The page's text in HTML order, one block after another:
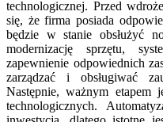
technologicznej. Przed
się, że firma posiada
będzie w stanie obsłużyć
modernizację sprzętu,
zapewnienie odpowiednich
zarządzać i obsługiwać
Następnie, ważnym etapem
technologicznych.